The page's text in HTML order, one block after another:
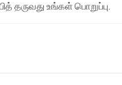
தருவது உங்கள் பொறுப்பு.